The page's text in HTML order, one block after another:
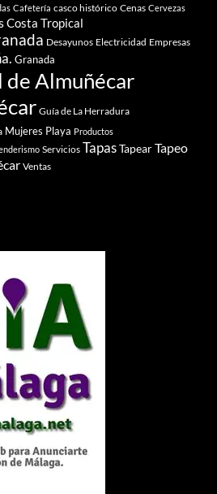
Cafetería casco histórico Cenas Cervezas
Costa Tropical
Desayunos Electricidad Empresas
Granada
de Almuñécar
Guía de La Herradura
Mujeres Playa Productos
Servicios TapasTapearTapeo
Ventas